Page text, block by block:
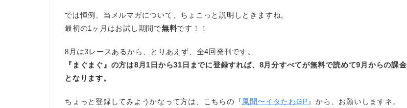
では恒例、当メルマガについて、ちょこっと説明しときますね。
最初の1ヶ月はお試し期間で無料です！！
8月は3レースあるから、とりあえず、全4回発刊です。
『まぐまぐ』の方は8月1日から31日までに登録すれば、8月分すべてが無料で読めて9月からの課金
となります。
ちょっと登録してみようかなって方は、こちらの『風聞〜イタたわGP 』から、お願いしますネ。